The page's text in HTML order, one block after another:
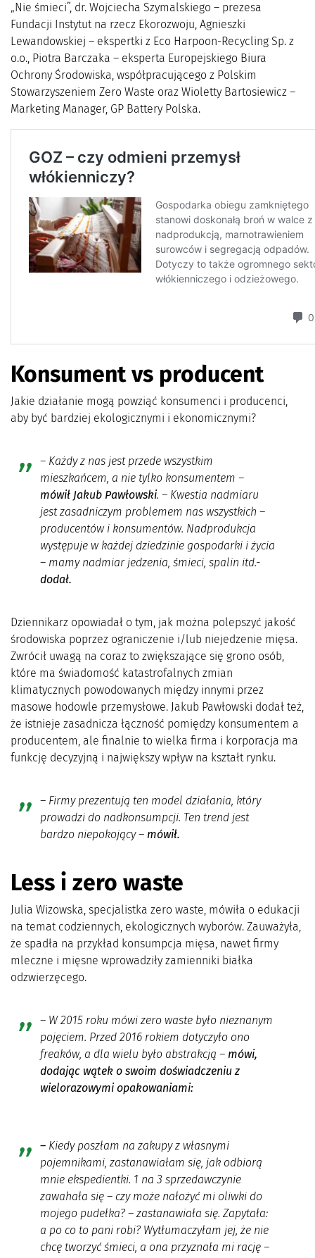
„Nie śmieci”, dr. Wojciecha Szymalskiego – prezesa
Fundacji Instytut na rzecz Ekorozwoju, Agnieszki
Lewandowskiej – ekspertki z Eco Harpoon-Recycling Sp. z
o.o., Piotra Barczaka – eksperta Europejskiego Biura
Ochrony Środowiska, współpracującego z Polskim
Stowarzyszeniem Zero Waste oraz Wioletty Bartosiewicz –
Marketing Manager, GP Battery Polska.
Konsument vs producent
Jakie działanie mogą powziąć konsumenci i producenci,
aby być bardziej ekologicznymi i ekonomicznymi?
– Każdy z nas jest przede wszystkim
mieszkańcem, a nie tylko konsumentem –
mówił Jakub Pawłowski. – Kwestia nadmiaru
jest zasadniczym problemem nas wszystkich –
producentów i konsumentów. Nadprodukcja
występuje w każdej dziedzinie gospodarki i życia
– mamy nadmiar jedzenia, śmieci, spalin itd.-
dodał.
Dziennikarz opowiadał o tym, jak można polepszyć jakość
środowiska poprzez ograniczenie i/lub niejedzenie mięsa.
Zwrócił uwagą na coraz to zwiększające się grono osób,
które ma świadomość katastrofalnych zmian
klimatycznych powodowanych między innymi przez
masowe hodowle przemysłowe. Jakub Pawłowski dodał też,
że istnieje zasadnicza łączność pomiędzy konsumentem a
producentem, ale finalnie to wielka firma i korporacja ma
funkcję decyzyjną i największy wpływ na kształt rynku.
– Firmy prezentują ten model działania, który
prowadzi do nadkonsumpcji. Ten trend jest
bardzo niepokojący– mówił.
Less i zero waste
Julia Wizowska, specjalistka zero waste, mówiła o edukacji
na temat codziennych, ekologicznych wyborów. Zauważyła,
że spadła na przykład konsumpcja mięsa, nawet firmy
mleczne i mięsne wprowadziły zamienniki białka
odzwierzęcego.
– W 2015 roku mówi zero waste było nieznanym
pojęciem. Przed 2016 rokiem dotyczyło ono
freaków, a dla wielu było abstrakcją – mówi,
dodając wątek o swoim doświadczeniu z
wielorazowymi opakowaniami:
– Kiedy poszłam na zakupy z własnymi
pojemnikami, zastanawiałam się, jak odbiorą
mnie ekspedientki. 1 na 3 sprzedawczynie
zawahała się – czy może nałożyć mi oliwki do
mojego pudełka? – zastanawiała się. Zapytała:
a po co to pani robi? Wytłumaczyłam jej, że nie
chcę tworzyć śmieci, a ona przyznała mi rację –